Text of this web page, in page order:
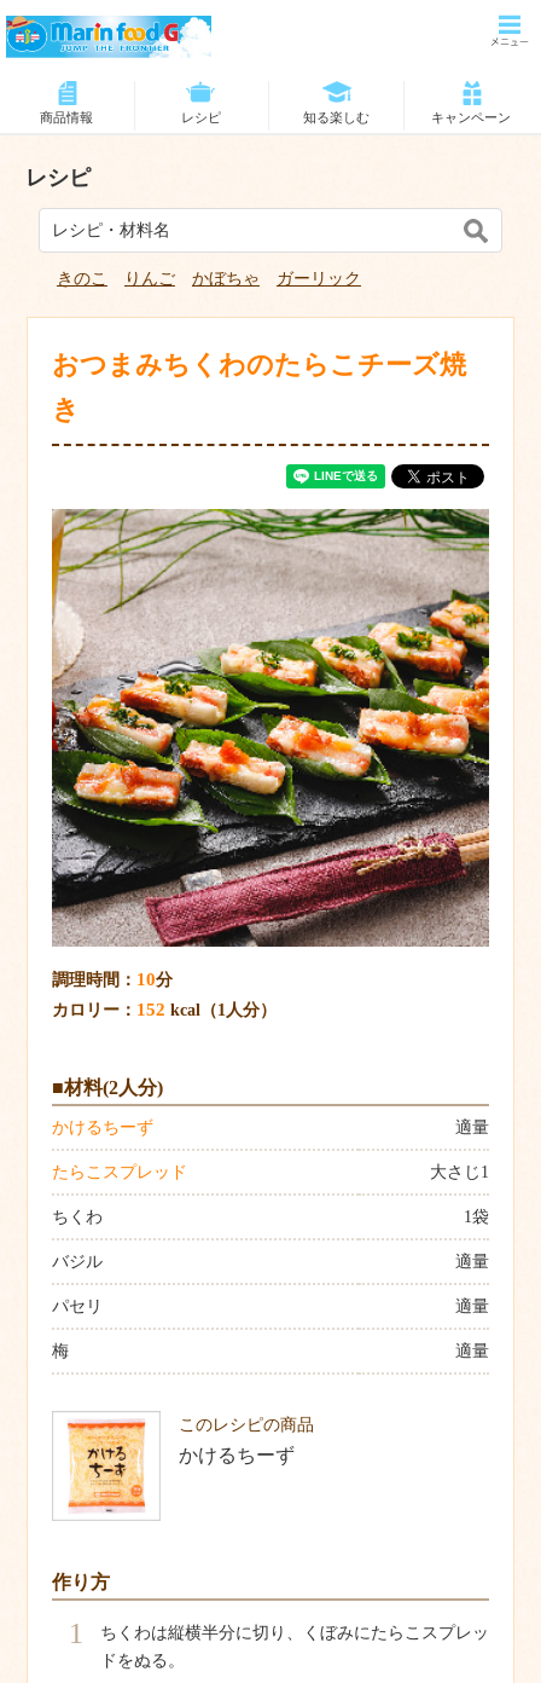
商品情報 レシピ 知る楽しむ キャンペーン
レシピ
きのこ りんご かぼちゃ ガーリック
おつまみちくわのたらこチーズ焼
き
調理時間： 10分
カロリー： 152 kcal（1人分）
■材料(2人分)
かけるちーず 適量
たらこスプレッド 大さじ1
ちくわ 1袋
バジル 適量
パセリ 適量
梅 適量
このレシピの商品
かけるちーず
作り方
1
ちくわは縦横半分に切り、くぼみにたらこスプレッ
ドをぬる。